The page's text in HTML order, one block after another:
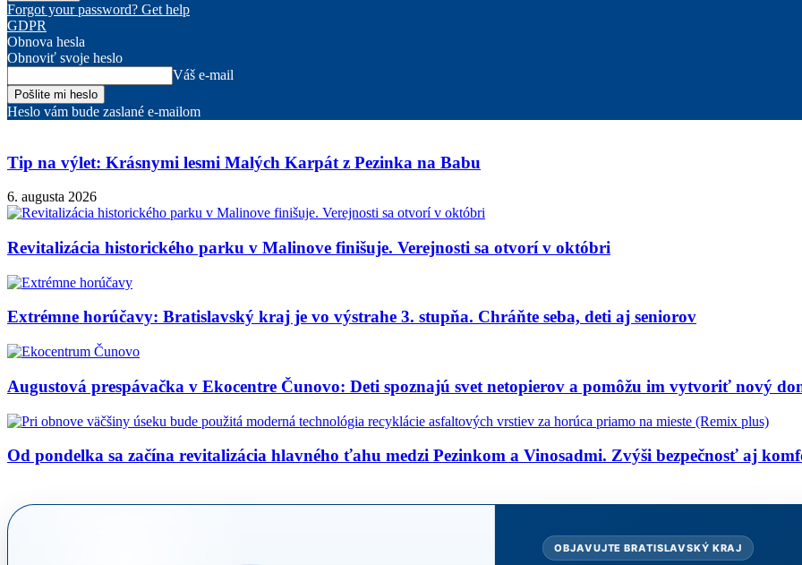
Forgot your password? Get help
GDPR
Obnova hesla
Obnoviť svoje heslo
Váš e-mail
Heslo vám bude zaslané e-mailom
Tip na výlet: Krásnymi lesmi Malých Karpát z Pezinka na Babu
6. augusta 2026
Revitalizácia historického parku v Malinove finišuje. Verejnosti sa otvorí v októbri
Extrémne horúčavy: Bratislavský kraj je vo výstrahe 3. stupňa. Chráňte seba, deti aj seniorov
Augustová prespávačka v Ekocentre Čunovo: Deti spoznajú svet netopierov a pomôžu im vytvoriť nový
Od pondelka sa začína revitalizácia hlavného ťahu medzi Pezinkom a Vinosadmi. Zvýši bezpečnosť aj
OBJAVUJTE BRATISLAVSKÝ KRAJ